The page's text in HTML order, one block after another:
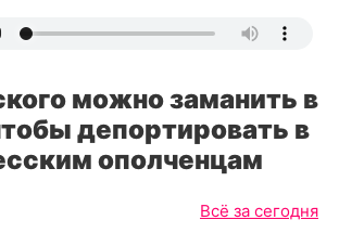
можно заманить в
депортировать в
ополченцам
Всё за сегодня